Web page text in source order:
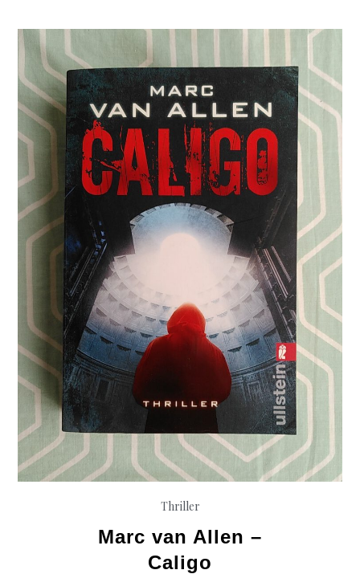
Mit
der
Thriller
Marc van Allen –
Caligo